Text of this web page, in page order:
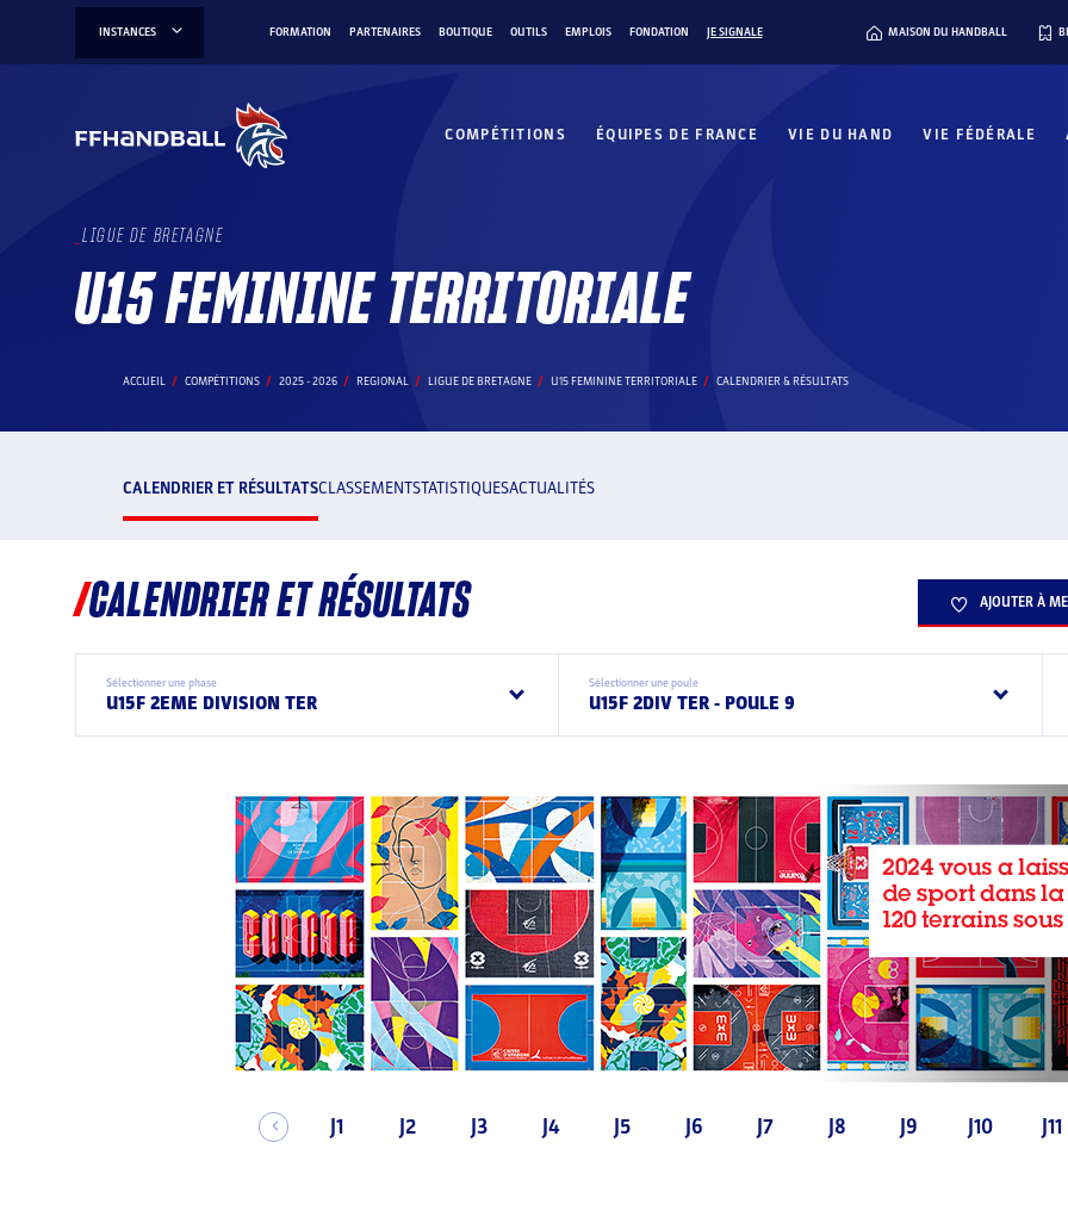
INSTANCES FORMATION PARTENAIRES BOUTIQUE OUTILS EMPLOIS FONDATION JE SIGNALE MAISON DU HANDBALL
COMPÉTITIONS ÉQUIPES DE FRANCE VIE DU HAND VIE FÉDÉRALE
LIGUE DE BRETAGNE
U15 FEMININE TERRITORIALE
ACCUEIL COMPÉTITIONS 2025 - 2026 REGIONAL LIGUE DE BRETAGNE U15 FEMININE TERRITORIALE CALENDRIER & RÉSULTATS
CALENDRIER ET RÉSULTATSCLASSEMENTSTATISTIQUESACTUALITÉS
CALENDRIER ET RÉSULTATS AJOUTER À
Sélectionner une phase
U15F 2EME DIVISION TER
Sélectionner une poule
U15F 2DIV TER - POULE 9
J1 J2 J3 J4 J5 J6 J7 J8 J9 J10 J11